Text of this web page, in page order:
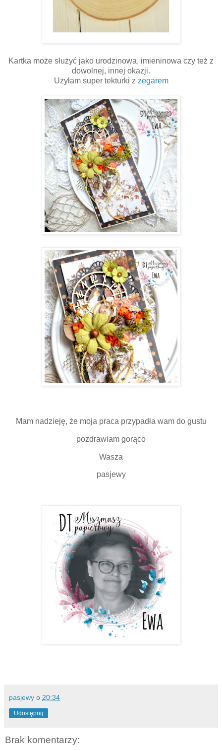
Kartka może służyć jako urodzinowa, imieninowa czy też z
dowolnej, innej okazji.
Użyłam super tekturki z zegarem
Mam nadzieję, że moja praca przypadła wam do gustu
pozdrawiam gorąco
Wasza
pasjewy
pasjewy o 20:34
Udostępnij
Brak komentarzy: